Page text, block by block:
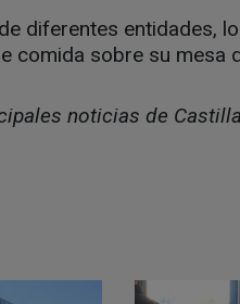
diferentes entidades,
comida sobre su mesa
noticias de